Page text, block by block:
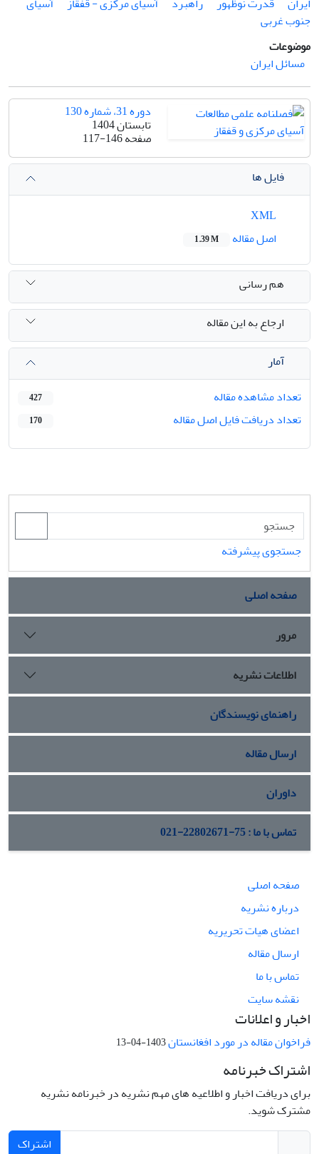
جنوب غربی
موضوعات
مسائل ایران
دوره 31، شماره 130
تابستان 1404
صفحه117-146
فایل ها
اصل مقاله
1.39 M
هم رسانی
ارجاع به این مقاله
آمار
تعداد مشاهده مقاله
427
تعداد دریافت فایل اصل مقاله 170
جستجوی پیشرفته
صفحه اصلی
مرور
اطلاعات نشریه
راهنمای نویسندگان
ارسال مقاله
داوران
تماس با ما : 75-22802671-021
صفحه اصلی
درباره نشریه
اعضای هیات تحریریه
ارسال مقاله
تماس با ما
نقشه سایت
اخبار و اعلانات
فراخوان مقاله در مورد افغانستان1403-04-13
اشتراک خبرنامه
برای دریافت اخبار و اطلاعیه های مهم نشریه در خبرنامه نشریه
مشترک شوید.
اشتراک